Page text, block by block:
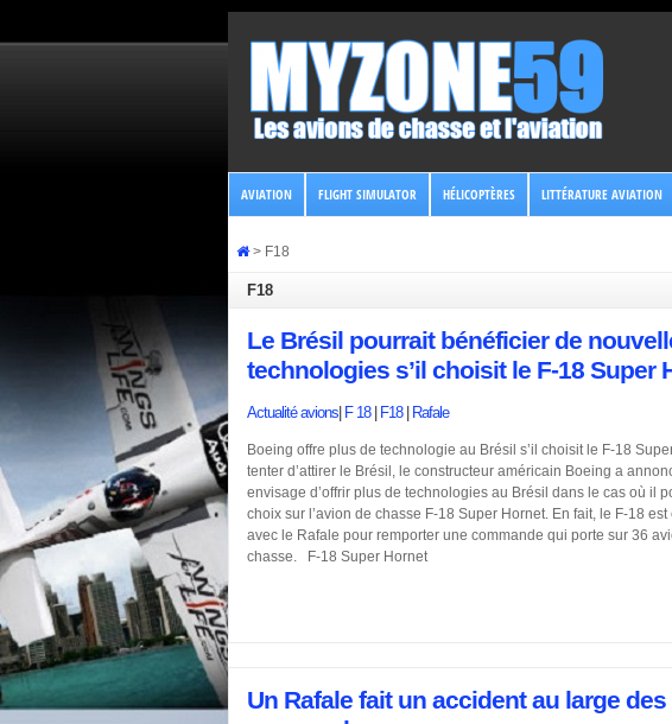
AVIATION FLIGHT SIMULATOR HÉLICOPTÈRES LITTÉRATURE AVIATION
> F18
F18
Le Brésil pourrait bénéficier de
technologies s’il choisit le F-18 Super
Actualité avions F 18| F18| Rafale
Boeing offre plus de technologie au Brésil s’il choisit le F-18
tenter d’attirer le Brésil, le constructeur américain Boeing a
envisage d’offrir plus de technologies au Brésil dans le cas où il
choix sur l’avion de chasse F-18 Super Hornet. En fait, le F-18 est
avec le Rafale pour remporter une commande qui porte sur 36
chasse. F-18 Super Hornet
Un Rafale fait un accident au large